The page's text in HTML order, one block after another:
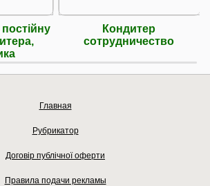
Кондитер
сотрудничество
Главная
Рубрикатор
Договір публічної оферти
Правила подачи рекламы